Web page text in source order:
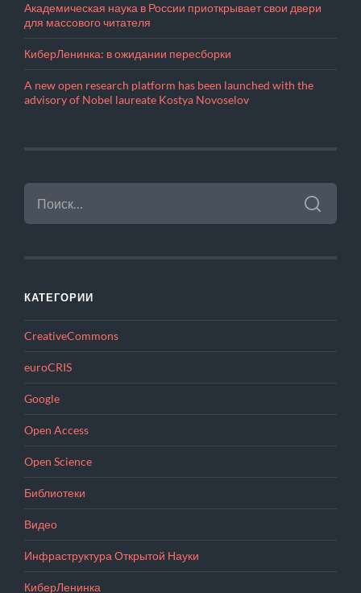
Академическая наука в России приоткрывает свои двери
для массового читателя
КиберЛенинка: в ожидании пересборки
A new open research platform has been launched with the
advisory of Nobel laureate Kostya Novoselov
НАЙТИ:
КАТЕГОРИИ
CreativeCommons
euroCRIS
Google
Open Access
Open Science
Библиотеки
Видео
Инфраструктура Открытой Науки
КиберЛенинка